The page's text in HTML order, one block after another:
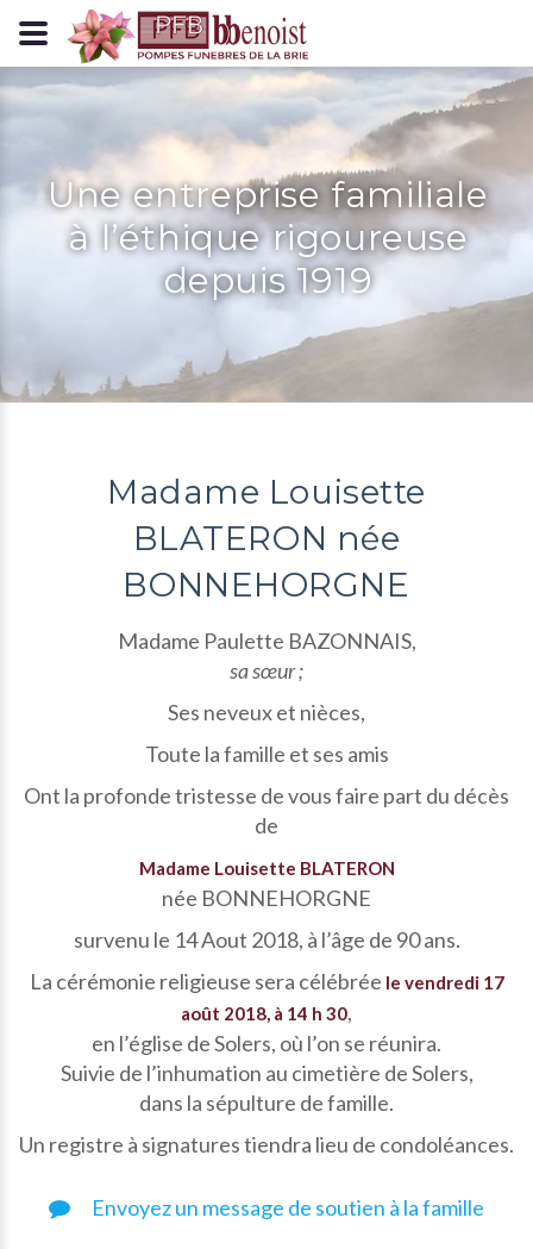
Panneau de gestion des cookies
Une entreprise familiale
à l’éthique rigoureuse
depuis 1919
Madame Louisette
BLATERON née
BONNEHORGNE
Madame Paulette BAZONNAIS,
sa sœur ;
Ses neveux et nièces,
Toute la famille et ses amis
Ont la profonde tristesse de vous faire part du décès
de
Madame Louisette BLATERON
née BONNEHORGNE
survenu le 14 Aout 2018, à l’âge de 90 ans.
La cérémonie religieuse sera célébrée le vendredi 17
août 2018, à 14 h 30,
en l’église de Solers, où l’on se réunira.
Suivie de l’inhumation au cimetière de Solers,
dans la sépulture de famille.
Un registre à signatures tiendra lieu de condoléances.
Envoyez un message de soutien à la famille